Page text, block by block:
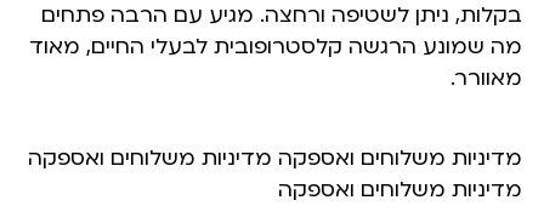
בקלות, ניתן לשטיפה ורחצה. מגיע עם הרבה פתחים
מה שמונע הרגשה קלסטרופובית לבעלי החיים, מאוד
מאוורר.
מדיניות משלוחים ואספקה מדיניות משלוחים ואספקה
מדיניות משלוחים ואספקה